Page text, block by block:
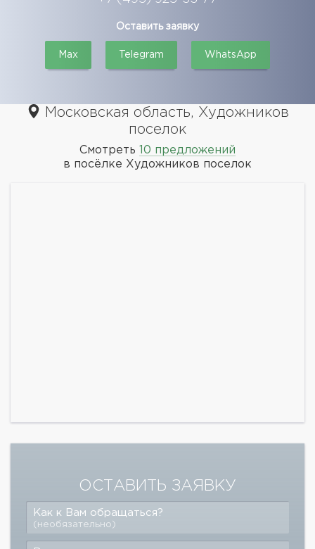
Оставить заявку
Max Telegram WhatsApp
Московская область, Художников
поселок
Смотреть
10 предложений
в посёлке Художников поселок
ОСТАВИТЬ ЗАЯВКУ
Как к Вам обращаться?
(необязательно)